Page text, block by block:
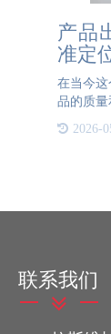
产品
准定
在当今
品的质
出现的各
成为了
2026-
联系我们